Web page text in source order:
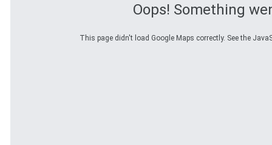
Oops! Something
This page didn't load Google Maps correctly. See the